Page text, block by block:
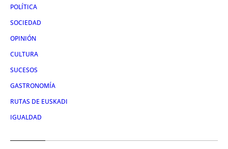
POLÍTICA
SOCIEDAD
OPINIÓN
CULTURA
SUCESOS
GASTRONOMÍA
RUTAS DE EUSKADI
IGUALDAD